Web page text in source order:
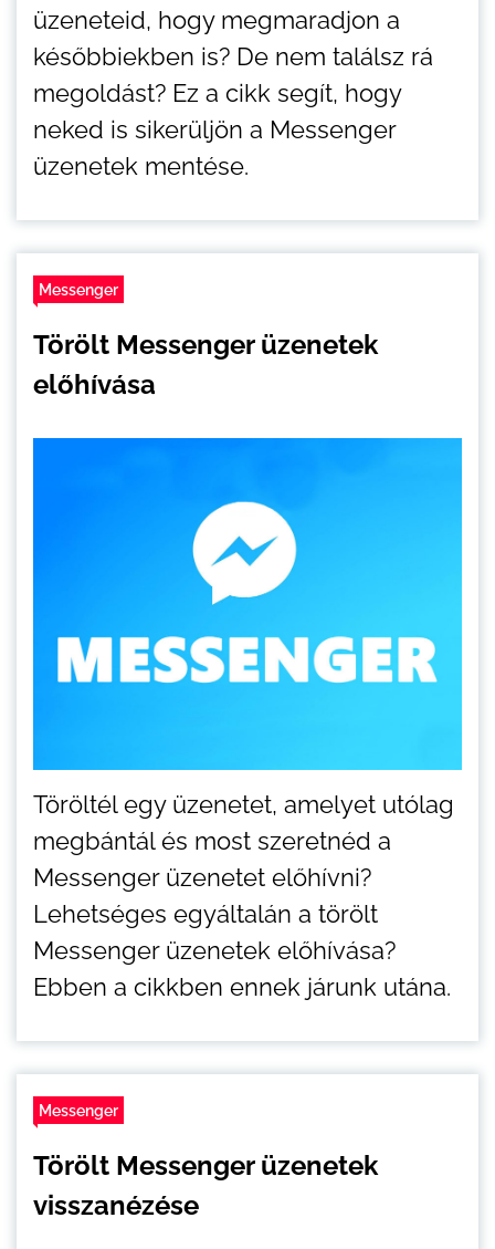
üzeneteid, hogy megmaradjon a
későbbiekben is? De nem találsz rá
megoldást? Ez a cikk segít, hogy
neked is sikerüljön a Messenger
üzenetek mentése.
Messenger
Törölt Messenger üzenetek
előhívása
Töröltél egy üzenetet, amelyet utólag
megbántál és most szeretnéd a
Messenger üzenetet előhívni?
Lehetséges egyáltalán a törölt
Messenger üzenetek előhívása?
Ebben a cikkben ennek járunk utána.
Messenger
Törölt Messenger üzenetek
visszanézése